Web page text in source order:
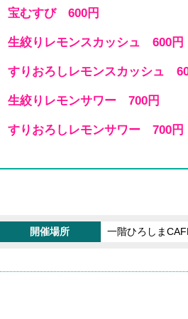
宝むすび 600円
生絞りレモンスカッシュ 600円
すりおろしレモンスカッシュ
生絞りレモンサワー 700円
すりおろしレモンサワー 700円
開催場所 一階ひろしま